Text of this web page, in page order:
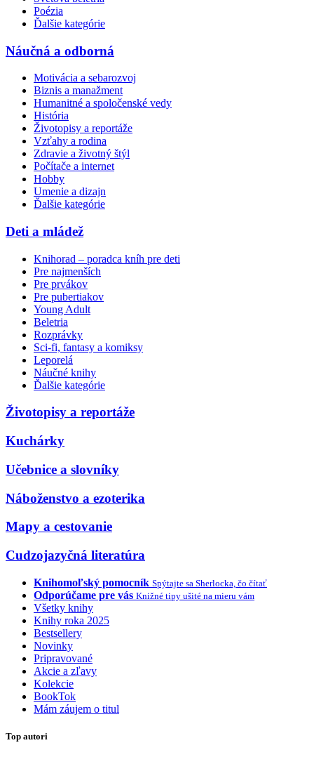
Poézia
Ďalšie kategórie
Náučná a odborná
Motivácia a sebarozvoj
Biznis a manažment
Humanitné a spoločenské vedy
História
Životopisy a reportáže
Vzťahy a rodina
Zdravie a životný štýl
Počítače a internet
Hobby
Umenie a dizajn
Ďalšie kategórie
Deti a mládež
Knihorad – poradca kníh pre deti
Pre najmenších
Pre prvákov
Pre pubertiakov
Young Adult
Beletria
Rozprávky
Sci-fi, fantasy a komiksy
Leporelá
Náučné knihy
Ďalšie kategórie
Životopisy a reportáže
Kuchárky
Učebnice a slovníky
Náboženstvo a ezoterika
Mapy a cestovanie
Cudzojazyčná literatúra
Knihomoľský pomocník Spýtajte sa Sherlocka, čo čítať
Odporúčame pre vás Knižné tipy ušité na mieru vám
Všetky knihy
Knihy roka 2025
Bestsellery
Novinky
Pripravované
Akcie a zľavy
Kolekcie
BookTok
Mám záujem o titul
Top autori